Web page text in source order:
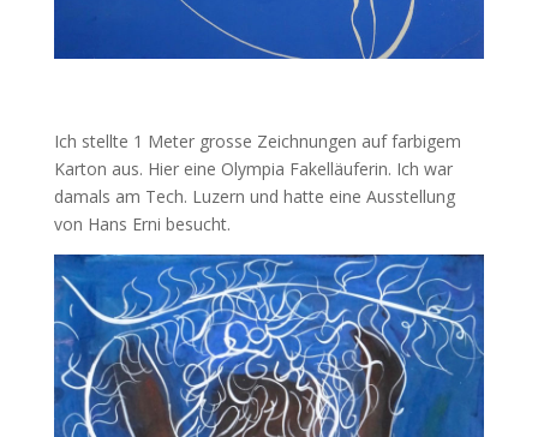
Ich stellte 1 Meter grosse Zeichnungen auf farbigem
Karton aus. Hier eine Olympia Fakelläuferin. Ich war
damals am Tech. Luzern und hatte eine Ausstellung
von Hans Erni besucht.